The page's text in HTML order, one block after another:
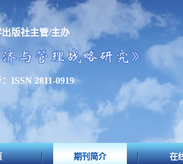
版社主管/主办
ISSN 2811-0919
期刊简介 在